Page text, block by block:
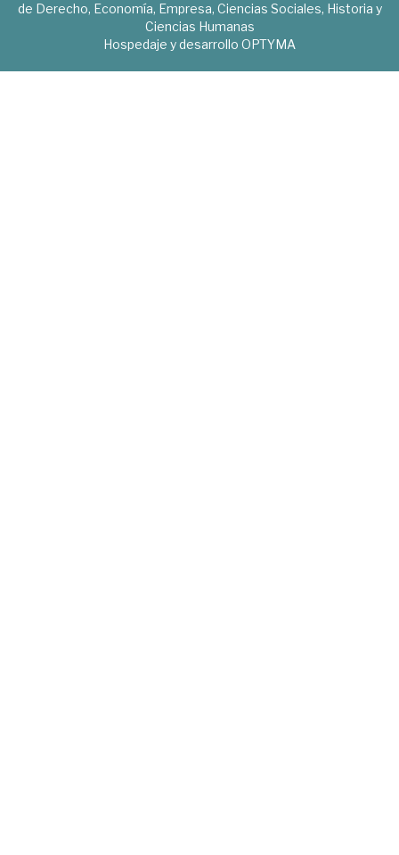
de Derecho, Economía, Empresa, Ciencias Sociales, Historia y
Ciencias Humanas
Hospedaje y desarrollo OPTYMA